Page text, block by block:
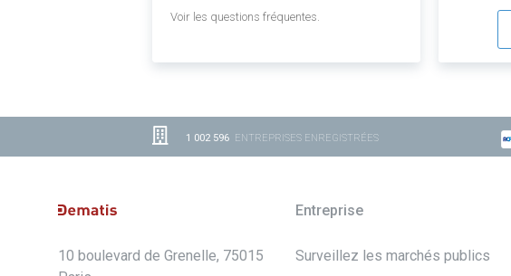
Voir les questions fréquentes.
1 002 596 ENTREPRISES ENREGISTRÉES
10 boulevard de Grenelle, 75015
Entreprise
Surveillez les marchés publics